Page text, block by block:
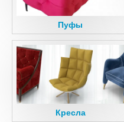
Пуфы
Кресла